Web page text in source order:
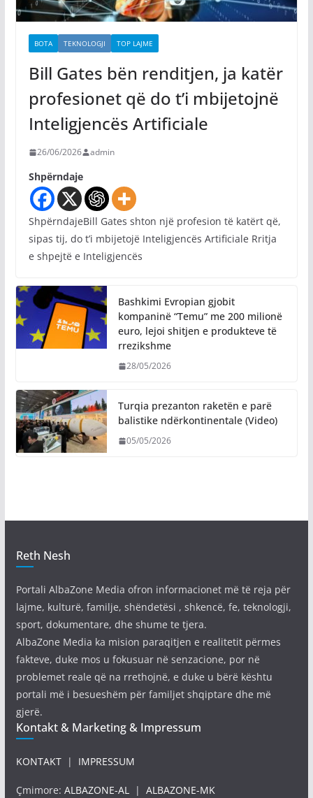
BOTA TEKNOLOGJI TOP LAJME
Bill Gates bën renditjen, ja katër
profesionet që do t’i mbijetojnë
Inteligjencës Artificiale
26/06/2026 admin
Shpërndaje
ShpërndajeBill Gates shton një profesion të katërt që,
sipas tij, do t’i mbijetojë Inteligjencës Artificiale Rritja
e shpejtë e Inteligjencës
Bashkimi Evropian gjobit
kompaninë “Temu” me 200 milionë
euro, lejoi shitjen e produkteve të
rrezikshme
28/05/2026
Turqia prezanton raketën e parë
balistike ndërkontinentale (Video)
05/05/2026
Reth Nesh
Portali AlbaZone Media ofron informacionet më të reja për
lajme, kulturë, familje, shëndetësi , shkencë, fe, teknologji,
sport, dokumentare, dhe shume te tjera.
AlbaZone Media ka mision paraqitjen e realitetit përmes
fakteve, duke mos u fokusuar në senzacione, por në
problemet reale që na rrethojnë, e duke u bërë kështu
portali më i besueshëm për familjet shqiptare dhe më
gjerë.
Kontakt & Marketing & Impressum
KONTAKT| IMPRESSUM
Çmimore: ALBAZONE-AL| ALBAZONE-MK